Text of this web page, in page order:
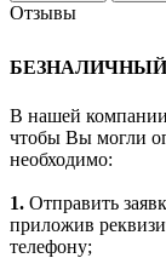
Отзывы
В нашей компании
чтобы Вы могли
необходимо:
1. Отправить
приложив
телефону;